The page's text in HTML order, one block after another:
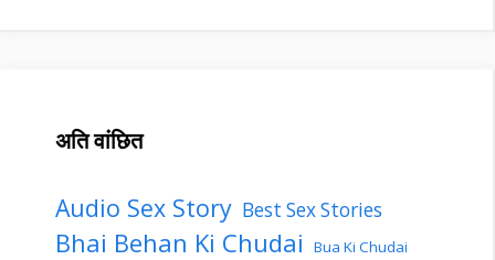
अति वांछित
Audio Sex Story Best Sex Stories
Bhai Behan Ki Chudai Bua Ki Chudai